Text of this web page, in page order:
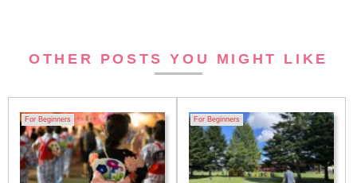
OTHER POSTS YOU MIGHT LIKE
For Beginners For Beginners